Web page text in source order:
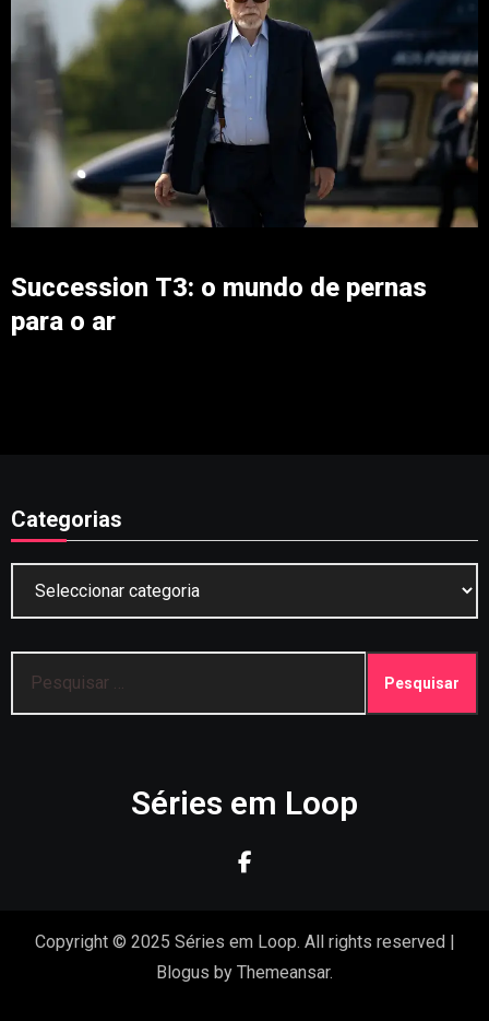
Succession T3: o mundo de pernas
para o ar
Categorias
por:
Séries em Loop
Copyright © 2025 Séries em Loop. All rights reserved |
Blogus by Themeansar.